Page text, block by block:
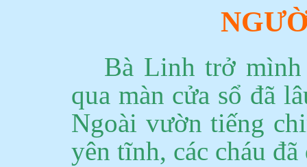
Bà Linh trở mình
qua màn cửa sổ đã
Ngoài vườn tiếng
yên tĩnh, các cháu